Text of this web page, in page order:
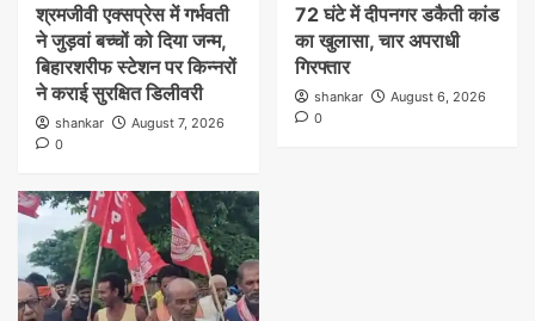
श्रमजीवी एक्सप्रेस में गर्भवती
ने जुड़वां बच्चों को दिया जन्म,
बिहारशरीफ स्टेशन पर किन्नरों
ने कराई सुरक्षित डिलीवरी
shankar
August 7, 2026
0
72 घंटे में दीपनगर डकैती कांड
का खुलासा, चार अपराधी
गिरफ्तार
shankar
August 6, 2026
0